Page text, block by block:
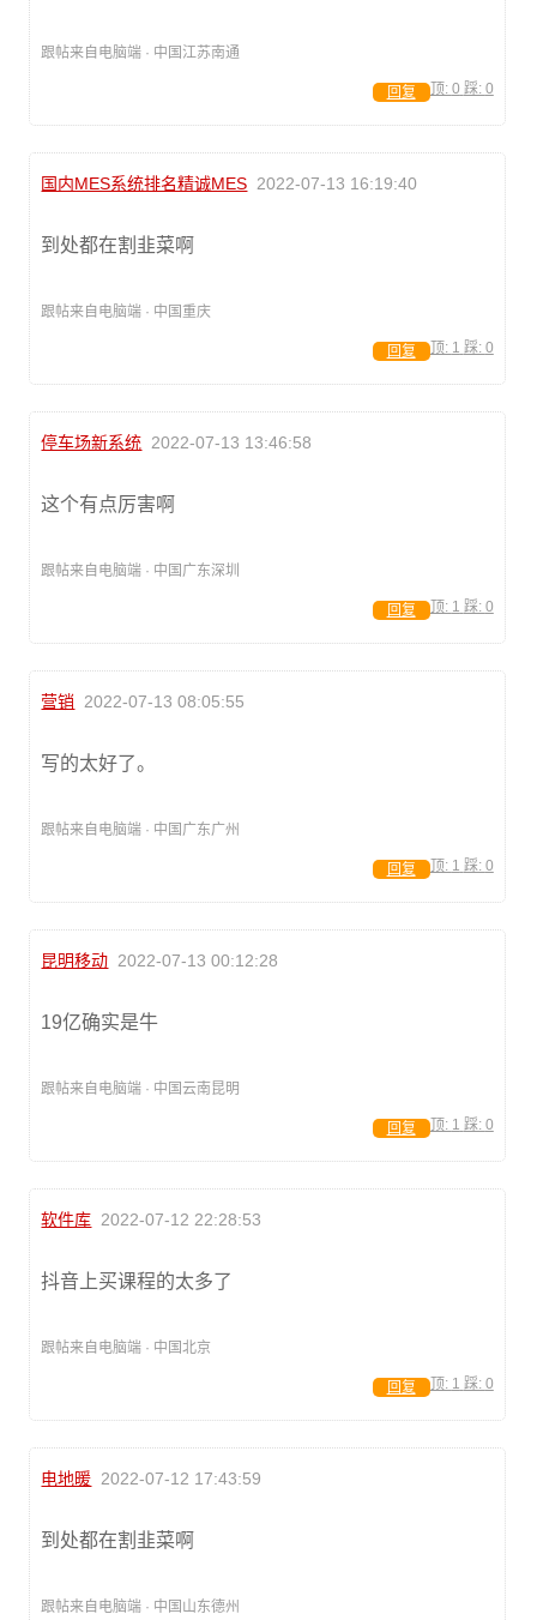
跟帖来自电脑端 · 中国江苏南通
顶: 0 踩: 0
回复
国内MES系统排名精诚MES 2022-07-13 16:19:40
到处都在割韭菜啊
跟帖来自电脑端 · 中国重庆
顶: 1 踩: 0
回复
停车场新系统 2022-07-13 13:46:58
这个有点厉害啊
跟帖来自电脑端 · 中国广东深圳
顶: 1 踩: 0
回复
营销 2022-07-13 08:05:55
写的太好了。
跟帖来自电脑端 · 中国广东广州
顶: 1 踩: 0
回复
昆明移动 2022-07-13 00:12:28
19亿确实是牛
跟帖来自电脑端 · 中国云南昆明
顶: 1 踩: 0
回复
软件库 2022-07-12 22:28:53
抖音上买课程的太多了
跟帖来自电脑端 · 中国北京
顶: 1 踩: 0
回复
电地暖 2022-07-12 17:43:59
到处都在割韭菜啊
跟帖来自电脑端 · 中国山东德州